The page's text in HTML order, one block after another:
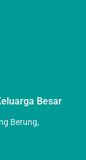
Besar
Berung,